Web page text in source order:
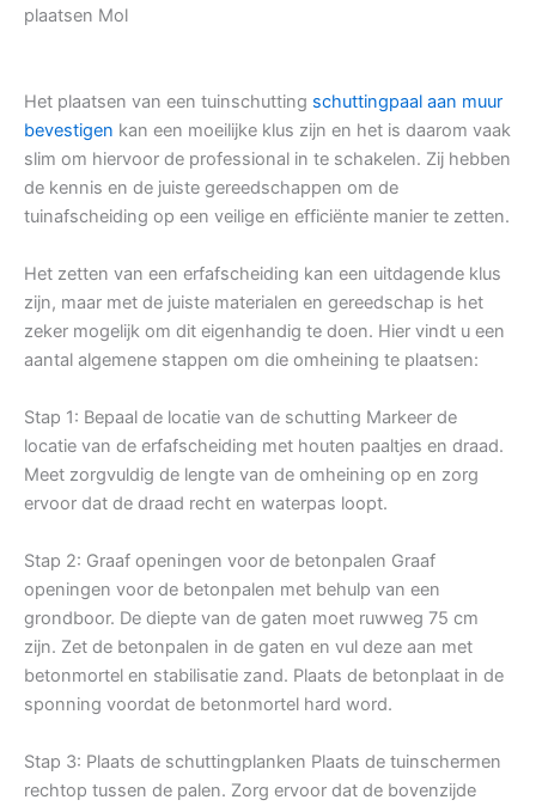
plaatsen Mol
Het plaatsen van een tuinschutting schuttingpaal aan muur
bevestigen kan een moeilijke klus zijn en het is daarom vaak
slim om hiervoor de professional in te schakelen. Zij hebben
de kennis en de juiste gereedschappen om de
tuinafscheiding op een veilige en efficiënte manier te zetten.
Het zetten van een erfafscheiding kan een uitdagende klus
zijn, maar met de juiste materialen en gereedschap is het
zeker mogelijk om dit eigenhandig te doen. Hier vindt u een
aantal algemene stappen om die omheining te plaatsen:
Stap 1: Bepaal de locatie van de schutting Markeer de
locatie van de erfafscheiding met houten paaltjes en draad.
Meet zorgvuldig de lengte van de omheining op en zorg
ervoor dat de draad recht en waterpas loopt.
Stap 2: Graaf openingen voor de betonpalen Graaf
openingen voor de betonpalen met behulp van een
grondboor. De diepte van de gaten moet ruwweg 75 cm
zijn. Zet de betonpalen in de gaten en vul deze aan met
betonmortel en stabilisatie zand. Plaats de betonplaat in de
sponning voordat de betonmortel hard word.
Stap 3: Plaats de schuttingplanken Plaats de tuinschermen
rechtop tussen de palen. Zorg ervoor dat de bovenzijde